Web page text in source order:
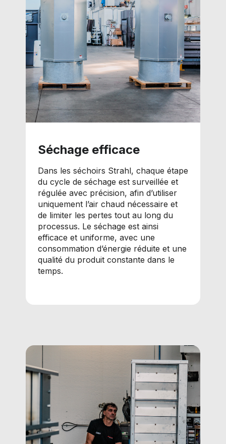
Séchage efficace
Dans les séchoirs Strahl, chaque étape
du cycle de séchage est surveillée et
régulée avec précision, afin d’utiliser
uniquement l’air chaud nécessaire et
de limiter les pertes tout au long du
processus. Le séchage est ainsi
efficace et uniforme, avec une
consommation d’énergie réduite et une
qualité du produit constante dans le
temps.